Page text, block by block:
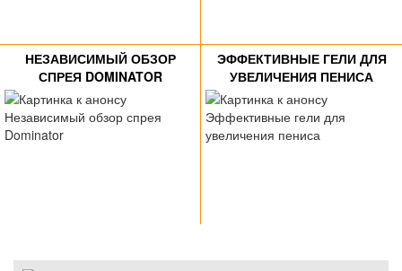
НЕЗАВИСИМЫЙ ОБЗОР
СПРЕЯ DOMINATOR
ЭФФЕКТИВНЫЕ ГЕЛИ ДЛЯ
УВЕЛИЧЕНИЯ ПЕНИСА